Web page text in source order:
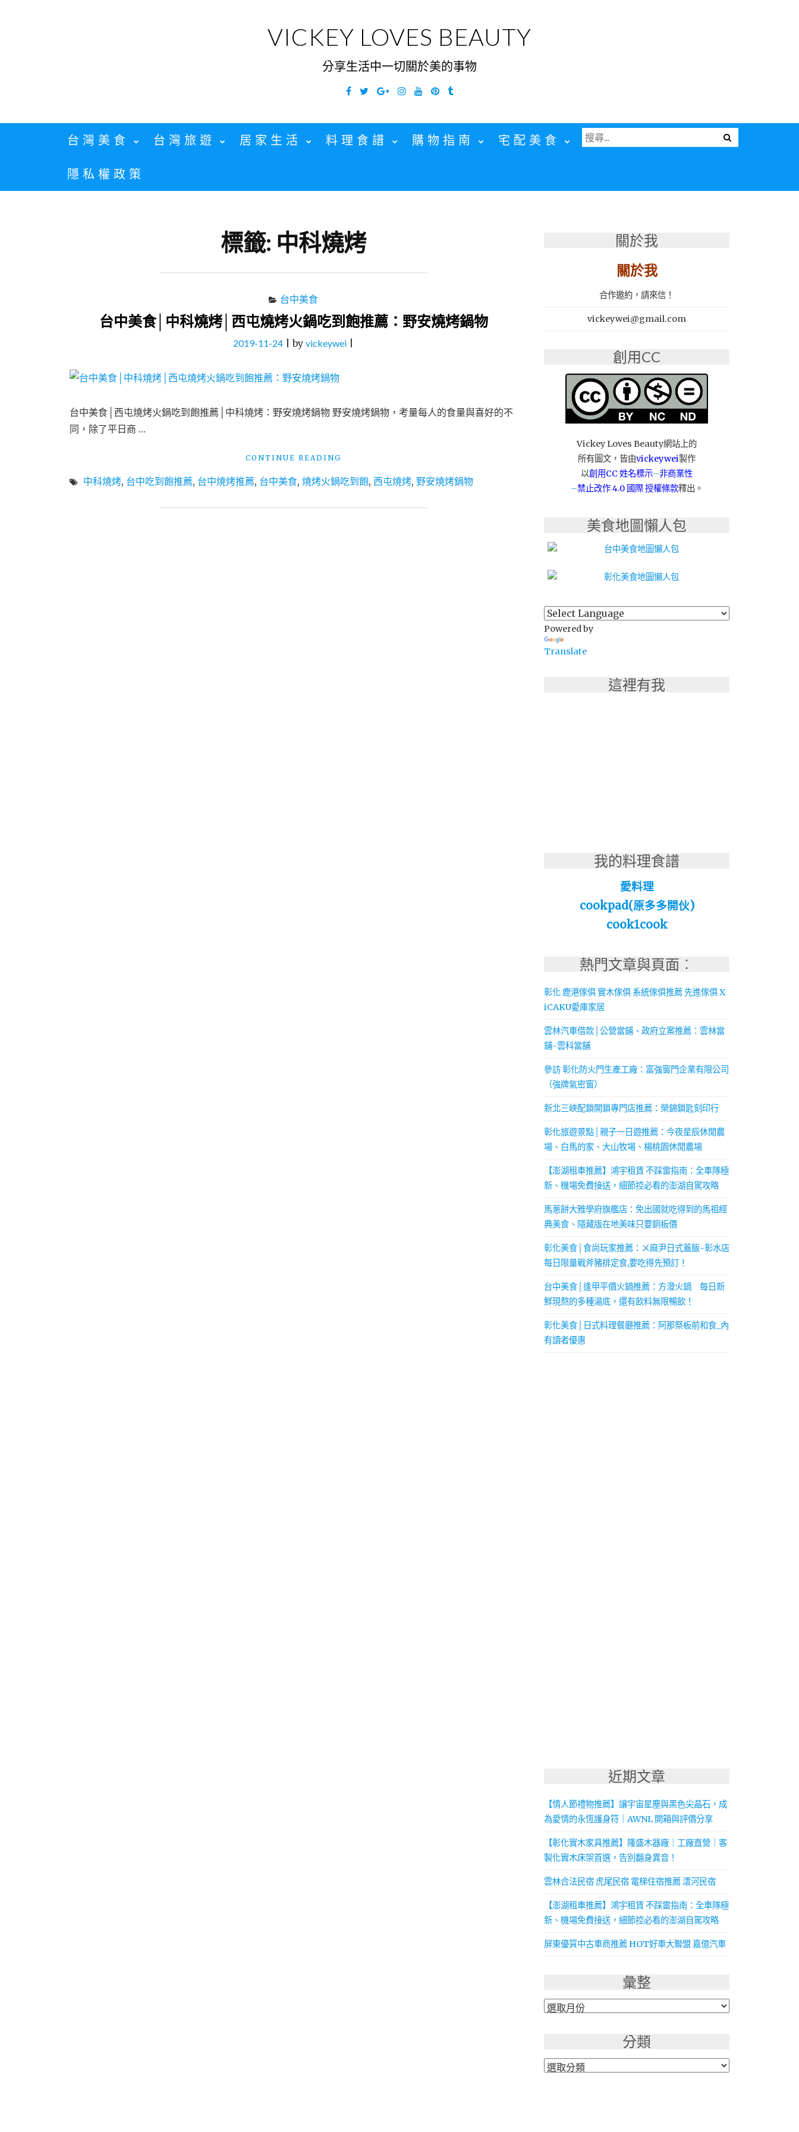
VICKEY LOVES BEAUTY
分享生活中一切關於美的事物
Facebook
TwitterGoogleInstagramYouTubePinterest
Tumblr
台灣美食 台灣旅遊 居家生活 料理食譜 購物指南 宅配美食
隱私權政策
Menu
搜
尋
標籤: 中科燒烤
台中美食
台中美食│中科燒烤│西屯燒烤火鍋吃到飽推薦：野安燒烤鍋物
2019-11-24 |by vickeywei
台中美食│西屯燒烤火鍋吃到飽推薦│中科燒烤：野安燒烤鍋物 野安燒烤鍋物，考量每人的食量與喜好的不
同，除了平日商 …
CONTINUE READING
美
│
中科燒烤, 台中吃到飽推薦, 台中燒烤推薦, 台中美食, 燒烤火鍋吃到飽, 西屯燒烤, 野安燒烤鍋物
關於我
關於我
合作邀約，請來信！
vickeywei@gmail.com
創用CC
Vickey Loves Beauty網站上的
所有圖文，皆由vickeywei製作
以創用CC 姓名標示–非商業性
–禁止改作4.0 國際 授權條款釋出。
美食地圖懶人包
Powered by
Translate
這裡有我
我的料理食譜
愛料理
cookpad(原多多開伙)
cook1cook
熱門文章與頁面︰
彰化 鹿港傢俱 實木傢俱 系統傢俱推薦 先進傢俱 X
iCAKU愛庫家居
雲林汽車借款│公營當鋪、政府立案推薦：雲林當
鋪-雲科當舖
參訪 彰化防火門生產工廠：富強窗門企業有限公司
（強牌氣密窗）
新北三峽配鎖開鎖專門店推薦：榮錦鎖匙刻印行
彰化旅遊景點│親子一日遊推薦：今夜星辰休閒農
場、白馬的家、大山牧場、楊桃園休閒農場
【澎湖租車推薦】鴻宇租賃 不踩雷指南：全車隊極
新、機場免費接送，細節控必看的澎湖自駕攻略
馬蔥餅大雅學府旗艦店：免出國就吃得到的馬祖經
典美食、隱藏版在地美味只要銅板價
彰化美食│食尚玩家推薦：ㄨ麻尹日式蓋飯-彰水店
每日限量戰斧豬排定食,要吃得先預訂！
台中美食│逢甲平價火鍋推薦：方澄火鍋 每日新
鮮現熬的多種湯底，還有飲料無限暢飲！
彰化美食│日式料理餐廳推薦：阿那祭板前和食_內
有讀者優惠
近期文章
【情人節禮物推薦】讓宇宙星塵與黑色尖晶石，成
為愛情的永恆護身符｜AWNL 開箱與評價分享
【彰化實木家具推薦】隆盛木器廠｜工廠直營｜客
製化實木床架首選，告別翻身異音！
雲林合法民宿 虎尾民宿 電梯住宿推薦 澐河民宿
【澎湖租車推薦】鴻宇租賃 不踩雷指南：全車隊極
新、機場免費接送，細節控必看的澎湖自駕攻略
屏東優質中古車商推薦 HOT好車大聯盟 嘉億汽車
彙整
彙
分類
分